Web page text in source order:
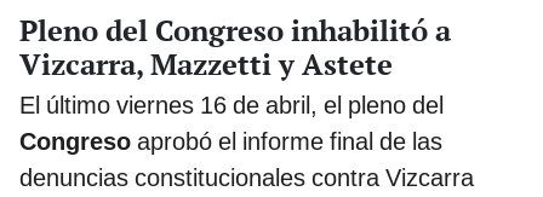
Pleno del Congreso inhabilitó a
Vizcarra, Mazzetti y Astete
El último viernes 16 de abril, el pleno del
Congreso aprobó el informe final de las
denuncias constitucionales contra Vizcarra